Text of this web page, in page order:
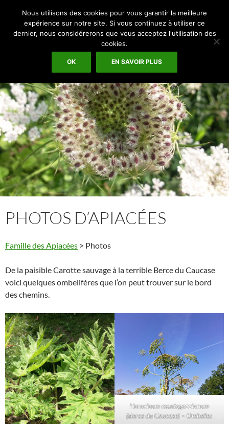
Espace Graphique
ALLER
AU
PHOTOS D’APIACÉES
Famille des Apiacées > Photos
De la paisible Carotte sauvage à la terrible Berce du Caucase
voici quelques ombeliféres que l’on peut trouver sur le bord
des chemins.
Heracleum mantegazzianum
(Berce du Caucase) – Ombelles
Nous utilisons des cookies pour vous garantir la meilleure
expérience sur notre site. Si vous continuez à utiliser ce
dernier, nous considérerons que vous acceptez l'utilisation des
cookies.
OK EN SAVOIR PLUS